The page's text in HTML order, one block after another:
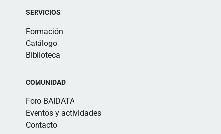
SERVICIOS
Formación
Catálogo
Biblioteca
COMUNIDAD
Foro BAIDATA
Eventos y actividades
Contacto